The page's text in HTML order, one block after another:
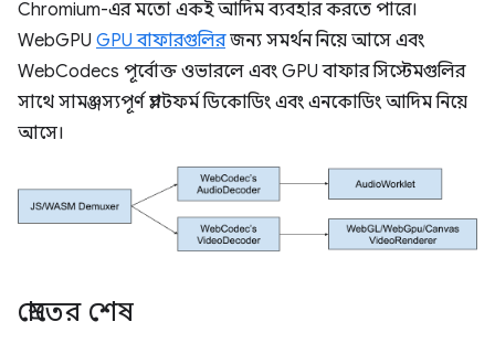
Chromium-এর মতো একই আদিম ব্যবহার করতে পারে।
WebGPU GPU বাফারগুলিরজন্য সমর্থন নিয়ে আসে এবং
WebCodecs পূর্বোক্ত ওভারলে এবং GPU বাফার সিস্টেমগুলির
সাথে সামঞ্জস্যপূর্ণ প্ল্যাটফর্ম ডিকোডিং এবং এনকোডিং আদিম নিয়ে
আসে।
স্রোতের শেষ